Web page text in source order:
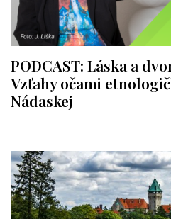
PODCAST: Láska a
Vzťahy očami
Nádaskej